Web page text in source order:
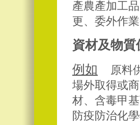
產農產加工
更、委外作
資材及物
例如
原料
場外取得或
材、含毒甲
防疫防治化